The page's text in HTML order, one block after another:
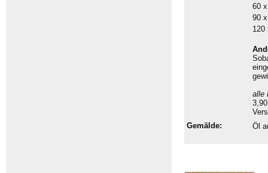
60
90
120
alle
Gemälde:
Öl